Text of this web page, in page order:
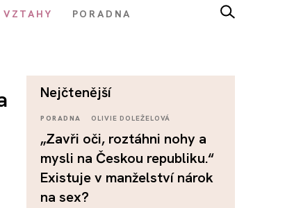
PORADNA
nejčtenější
PORADNA OLIVIE DOLEŽELOVÁ
„Zavři oči, roztáhni nohy a
mysli na Českou republiku.“
Existuje v manželství nárok
na sex?